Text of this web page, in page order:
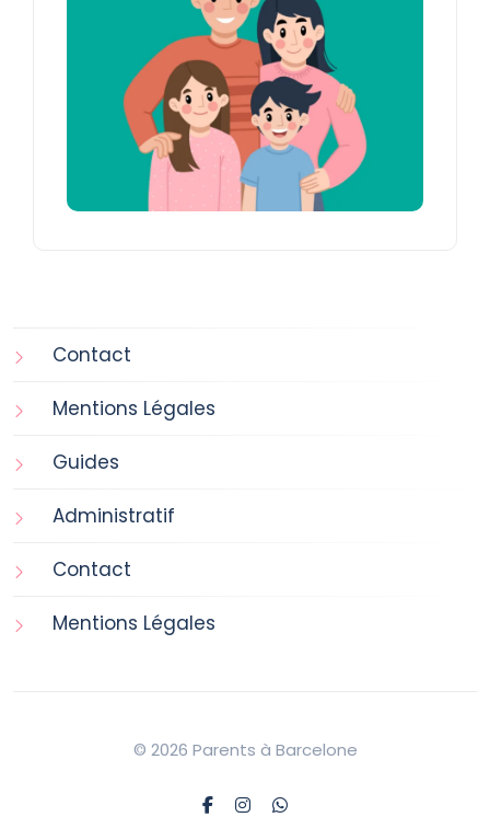
Contact
Mentions Légales
Guides
Administratif
Contact
Mentions Légales
© 2026 Parents à Barcelone